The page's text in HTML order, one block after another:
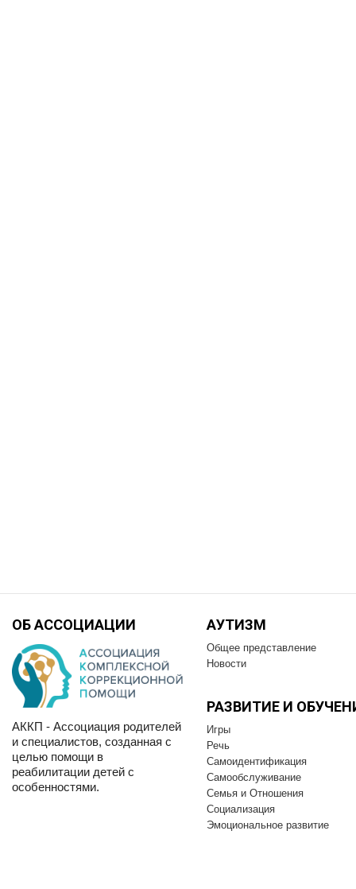
ОБ АССОЦИАЦИИ
АККП - Ассоциация родителей
и специалистов, созданная с
целью помощи в
реабилитации детей с
особенностями.
АУТИЗМ
Общее представление
Новости
РАЗВИТИЕ И
Игры
Речь
Самоидентификация
Самообслуживание
Семья и Отношения
Социализация
Эмоциональное развитие